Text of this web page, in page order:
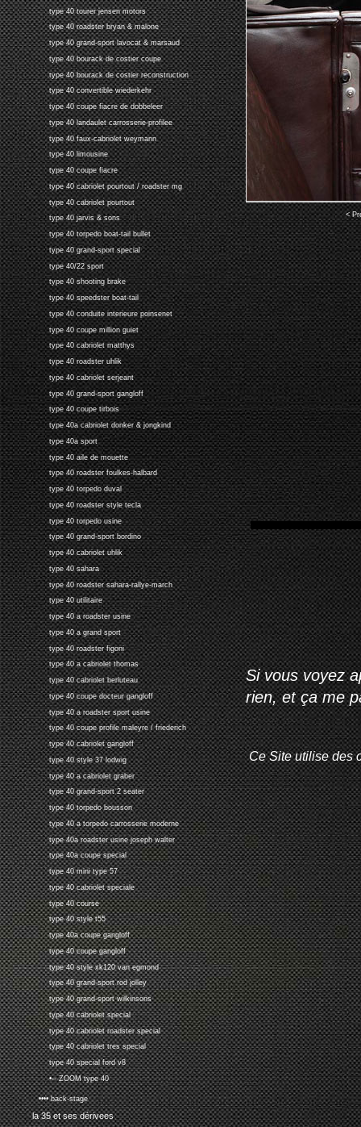
type 40 tourer jensen motors
type 40 roadster bryan & malone
type 40 grand-sport lavocat & marsaud
type 40 bourack de costier coupe
type 40 bourack de costier reconstruction
type 40 convertible wiederkehr
type 40 coupe fiacre de dobbeleer
type 40 landaulet carrosserie-profilee
type 40 faux-cabriolet weymann
type 40 limousine
type 40 coupe fiacre
type 40 cabriolet pourtout / roadster mg
type 40 cabriolet pourtout
type 40 jarvis & sons
type 40 torpedo boat-tail bullet
type 40 grand-sport special
type 40/22 sport
type 40 shooting brake
type 40 speedster boat-tail
type 40 conduite interieure poinsenet
type 40 coupe million guiet
type 40 cabriolet matthys
type 40 roadster uhlik
type 40 cabriolet serjeant
type 40 grand-sport gangloff
type 40 coupe tirbois
type 40a cabriolet donker & jongkind
type 40a sport
type 40 aile de mouette
type 40 roadster foulkes-halbard
type 40 torpedo duval
type 40 roadster style tecla
type 40 torpedo usine
type 40 grand-sport bordino
type 40 cabriolet uhlik
type 40 sahara
type 40 roadster sahara-rallye-march
type 40 utilitaire
type 40 a roadster usine
type 40 a grand sport
type 40 roadster figoni
type 40 a cabriolet thomas
type 40 cabriolet berluteau
type 40 coupe docteur gangloff
type 40 a roadster sport usine
type 40 coupe profile maleyre / friederich
type 40 cabriolet gangloff
type 40 style 37 lodwig
type 40 a cabriolet graber
type 40 grand-sport 2 seater
type 40 torpedo bousson
type 40 a torpedo carrosserie moderne
type 40a roadster usine joseph walter
type 40a coupe special
type 40 mini type 57
type 40 cabriolet speciale
type 40 course
type 40 style t55
type 40a coupe gangloff
type 40 coupe gangloff
type 40 style xk120 van egmond
type 40 grand-sport rod jolley
type 40 grand-sport wilkinsons
type 40 cabriolet special
type 40 cabriolet roadster special
type 40 cabriolet tres special
type 40 special ford v8
•-- ZOOM type 40
•••• back-stage
la 35 et ses dérivees
<
Si vous voyez
rien, et ça me
Ce Site utilise des